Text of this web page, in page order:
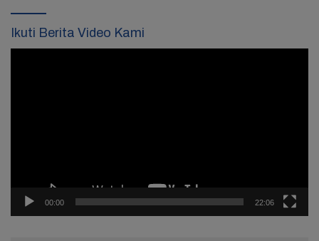
Ikuti Berita Video Kami
00:00 22:06